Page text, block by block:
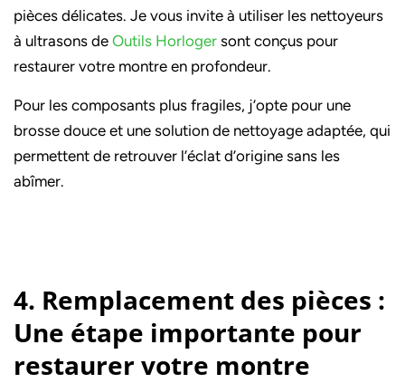
pièces délicates. Je vous invite à utiliser les nettoyeurs
à ultrasons de Outils Horloger sont conçus pour
restaurer votre montre en profondeur.
Pour les composants plus fragiles, j’opte pour une
brosse douce et une solution de nettoyage adaptée, qui
permettent de retrouver l’éclat d’origine sans les
abîmer.
4. Remplacement des pièces :
Une étape importante pour
restaurer votre montre